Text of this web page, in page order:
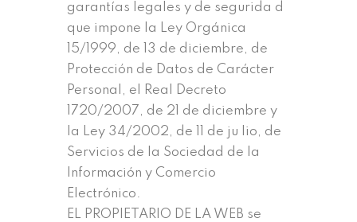
garantías legales y de segurida d
que impone la Ley Orgánica
15/1999, de 13 de diciembre, de
Protección de Datos de Carácter
Personal, el Real Decreto
1720/2007, de 21 de diciembre y
la Ley 34/2002, de 11 de ju lio, de
Servicios de la Sociedad de la
Información y Comercio
Electrónico.
EL PROPIETARIO DE LA WEB se